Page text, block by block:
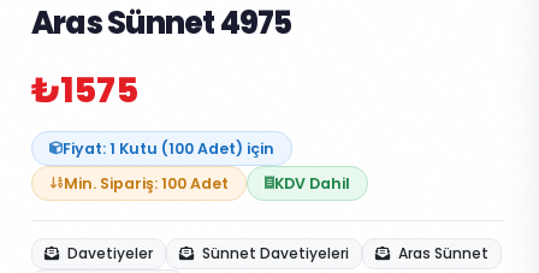
Aras Sünnet 4975
₺1575
Fiyat: 1 Kutu (100 Adet) için
Min. Sipariş: 100 Adet
KDV Dahil
Davetiyeler Sünnet Davetiyeleri
Aras Sünnet